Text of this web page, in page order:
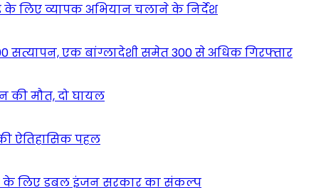
के लिए व्यापक अभियान चलाने के निर्देश
एक बांग्लादेशी समेत 300 से अधिक गिरफ्तार
की मौत, दो घायल
ऐतिहासिक पहल
के लिए डबल इंजन सरकार का संकल्प